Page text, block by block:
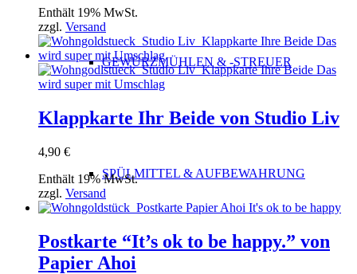
GEWÜRZMÜHLEN & -STREUER
SPÜLMITTEL & AUFBEWAHRUNG
Enthält 19% MwSt.
zzgl. Versand
Klappkarte Ihr Beide von Studio Liv
4,90 €
Enthält 19% MwSt.
zzgl. Versand
Postkarte “It’s ok to be happy.” von
Papier Ahoi